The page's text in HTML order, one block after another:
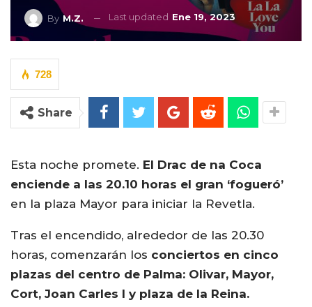
By M.Z. Last updated Ene 19, 2023
728
Share
Esta noche promete. El Drac de na Coca
enciende a las 20.10 horas el gran ‘fogueró’
en la plaza Mayor para iniciar la Revetla.
Tras el encendido, alrededor de las 20.30
horas, comenzarán los conciertos en cinco
plazas del centro de Palma: Olivar, Mayor,
Cort, Joan Carles I y plaza de la Reina.